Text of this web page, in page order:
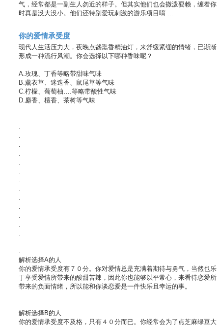
气，经常都是一副生人勿近的样子。但其实他们也会撒泼耍赖，缠着你
时真是没大没小。他们还特别爱玩刺激的游乐项目唷 ...
你的爱情承受度
现代人生活压力大，夜晚点盏熏香精油灯，来舒缓紧绷的情绪，已渐渐
形成一种流行风潮。你会选择以下哪种香味呢？
A.玫瑰、丁香等略带甜味气味
B.薰衣草、迷迭香、鼠尾草等气味
C.柠檬、葡萄柚….等略带酸性气味
D.麝香、檀香、茶树等气味
解析选择A的人
你的爱情承受度有７０分。你对爱情总是充满着期待与勇气，当然也乐
于享受爱情所带来的酸甜苦辣，因此你也能够以平常心，来看待恋爱所
带来的负面情绪，所以能和你谈恋爱是一件快乐且幸运的事。
解析选择B的人
你的爱情承受度不及格，只有４０分而已。你经常会为了点芝麻绿豆大